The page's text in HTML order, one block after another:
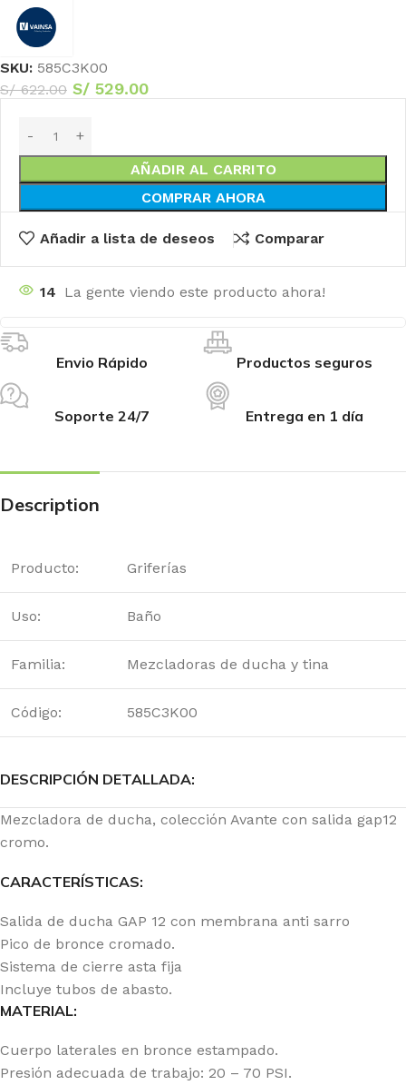
SKU: 585C3K00
S/622.00 S/ 529.00
AÑADIR AL CARRITO
COMPRAR AHORA
Añadir a lista de deseos Comparar
14 La gente viendo este producto ahora!
Envio Rápido Productos seguros
Soporte 24/7 Entrega en 1 día
Description
Producto: Griferías
Uso: Baño
Familia: Mezcladoras de ducha y tina
Código: 585C3K00
DESCRIPCIÓN DETALLADA:
Mezcladora de ducha, colección Avante con salida gap12
cromo.
CARACTERÍSTICAS:
Salida de ducha GAP 12 con membrana anti sarro
Pico de bronce cromado.
Sistema de cierre asta fija
Incluye tubos de abasto.
MATERIAL:
Cuerpo laterales en bronce estampado.
Presión adecuada de trabajo: 20 – 70 PSI.